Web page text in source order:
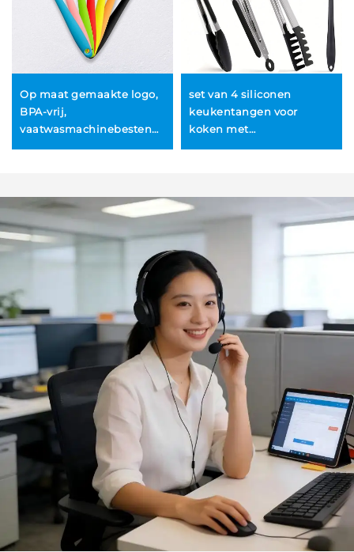
Op maat gemaakte logo,
BPA-vrij,
vaatwasmachinebestendig,
duurzaam, anti-slip
kleurrijk
set van 4 siliconen
keukentangen voor
koken met
siliconenpunten, anti-
voedselforke